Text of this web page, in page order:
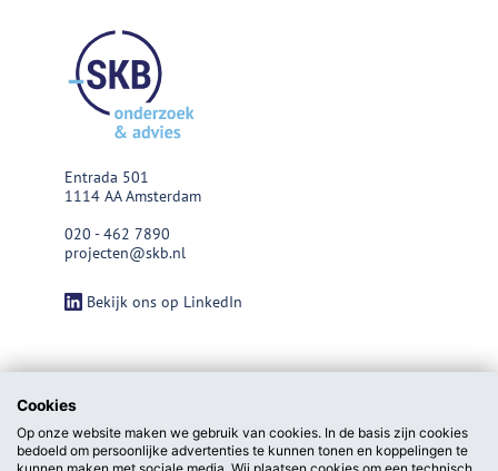
Entrada 501
1114 AA Amsterdam
020 - 462 7890
projecten@skb.nl
Bekijk ons op LinkedIn
Cookies
Op onze website maken we gebruik van cookies. In de basis zijn cookies
bedoeld om persoonlijke advertenties te kunnen tonen en koppelingen te